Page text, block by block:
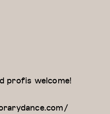
profis welcome!